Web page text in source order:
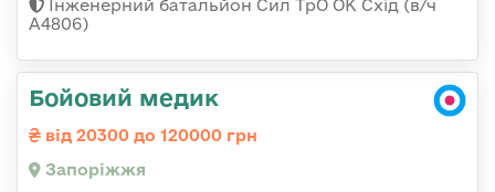
Інженерний батальйон Сил ТрО ОК Схід (в/ч
А4806)
Бойовий медик
від 20300 до 120000 грн
Запоріжжя